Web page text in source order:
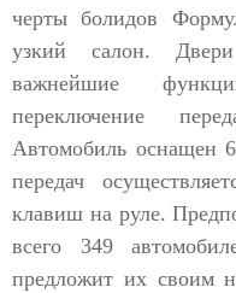
черты болидов
узкий салон.
важнейшие
переключение
Автомобиль оснащен
передач
клавиш на руле.
всего 349
предложит их своим